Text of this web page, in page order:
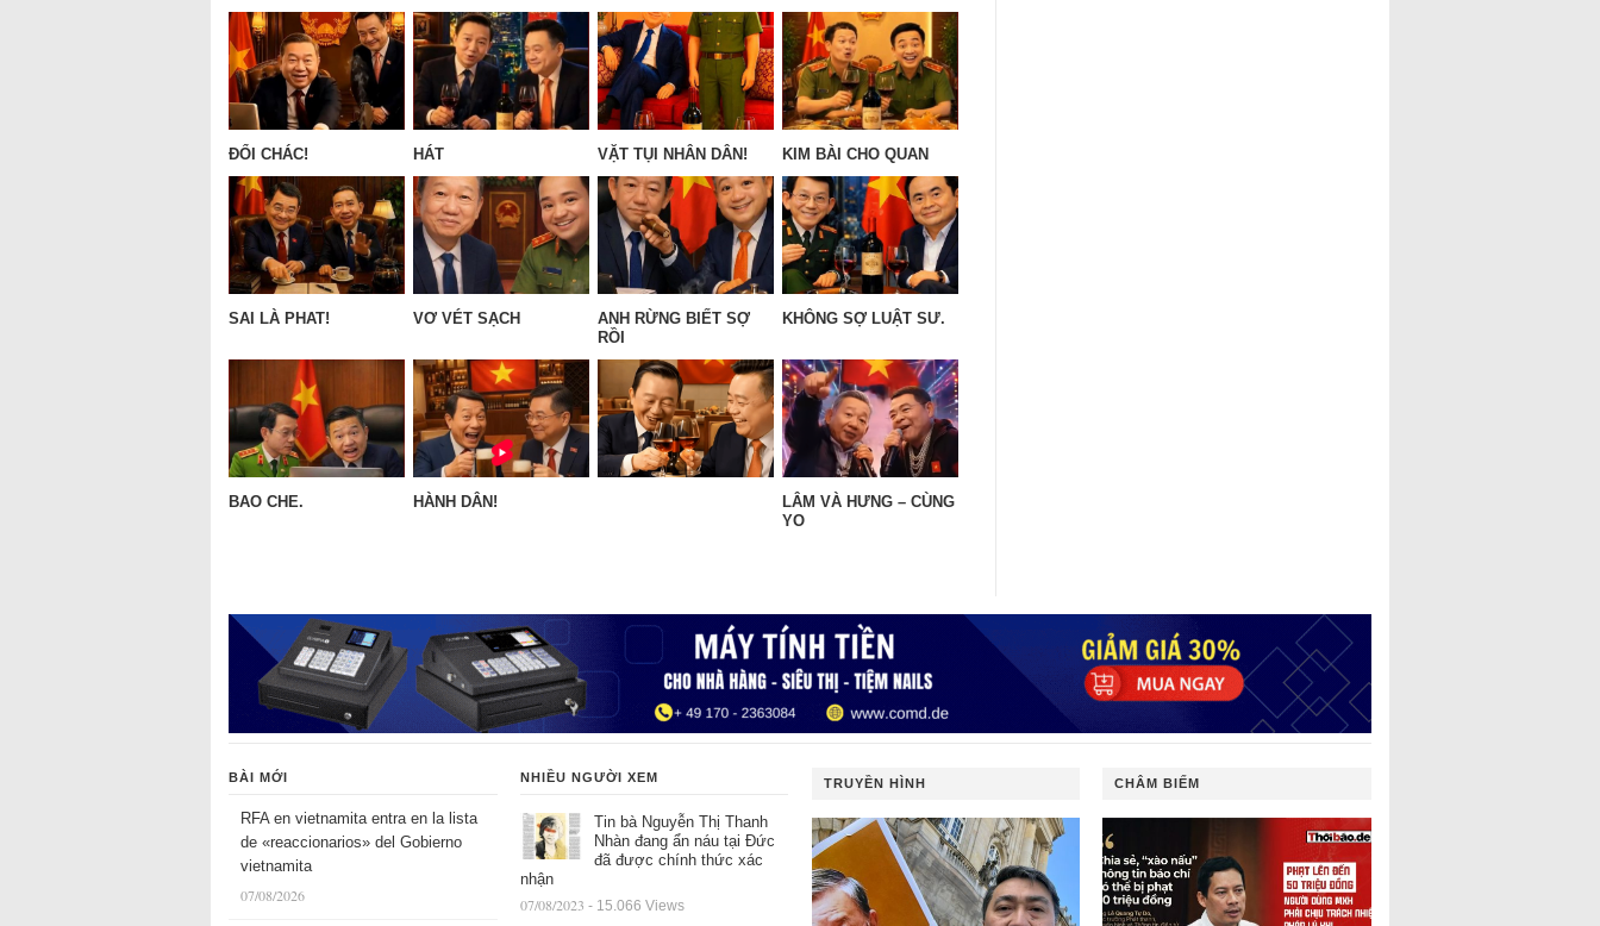
ĐỔI CHÁC! HÁT VẶT TỤI NHÂN DÂN! KIM BÀI CHO QUAN
SAI LÀ PHAT! VƠ VÉT SẠCH
ANH RỪNG BIẾT SỢ
RỒI
KHÔNG SỢ LUẬT SƯ.
BAO CHE. HÀNH DÂN!
LÂM VÀ HƯNG – CÙNG
YO
BÀI MỚI
RFA en vietnamita entra en la lista
de «reaccionarios» del Gobierno
vietnamita
07/08/2026
NHIỀU NGƯỜI XEM
Tin bà Nguyễn Thị Thanh
Nhàn đang ẩn náu tại Đức
đã được chính thức xác
nhận
07/08/2023 - 15.066 Views
TRUYỀN HÌNH CHÂM BIẾM